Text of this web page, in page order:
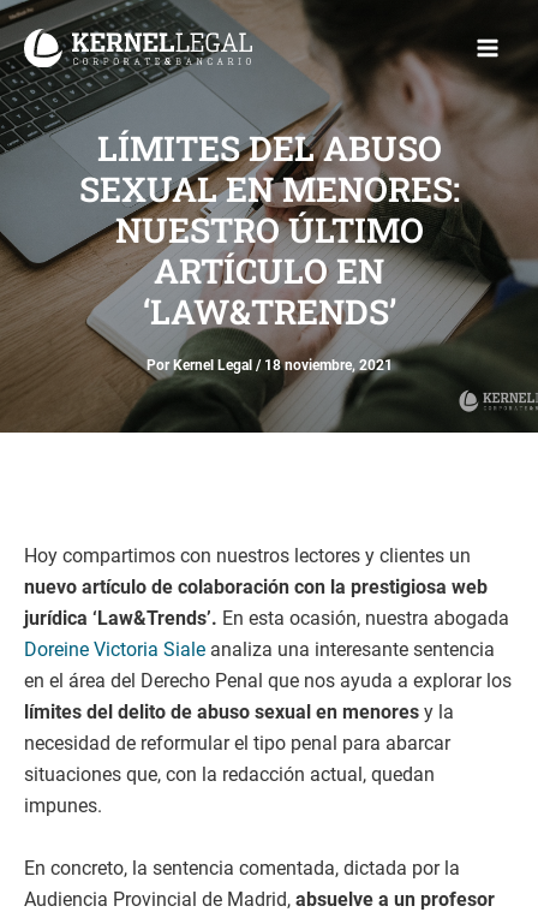
Ir
al
contenido
LÍMITES DEL ABUSO
SEXUAL EN MENORES:
NUESTRO ÚLTIMO
ARTÍCULO EN
‘LAW&TRENDS’
Por Kernel Legal / 18 noviembre, 2021
Hoy compartimos con nuestros lectores y clientes un
nuevo artículo de colaboración con la prestigiosa web
jurídica ‘Law&Trends’. En esta ocasión, nuestra abogada
Doreine Victoria Siale analiza una interesante sentencia
en el área del Derecho Penal que nos ayuda a explorar los
límites del delito de abuso sexual en menores y la
necesidad de reformular el tipo penal para abarcar
situaciones que, con la redacción actual, quedan
impunes.
En concreto, la sentencia comentada, dictada por la
Audiencia Provincial de Madrid, absuelve a un profesor